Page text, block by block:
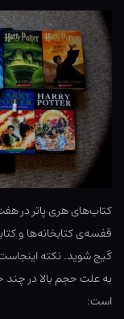
کتاب‌های هری پاتر در
قفسه‌ی کتابخانه‌ها و
گیج شوید. نکته
به علت حجم بالا در
است: